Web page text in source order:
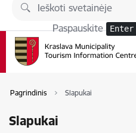
Eiti tiesiai prie puslapio turinio
Paspauskite Enter
Pagrindinis Slapukai
Slapukai